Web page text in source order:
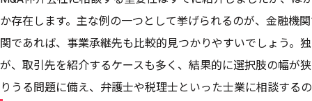
か存在します。主な例の一つとして挙げられるのが、金融機
関であれば、事業承継先も比較的見つかりやすいでしょう。
が、取引先を紹介するケースも多く、結果的に選択肢の幅が
りうる問題に備え、弁護士や税理士といった士業に相談する